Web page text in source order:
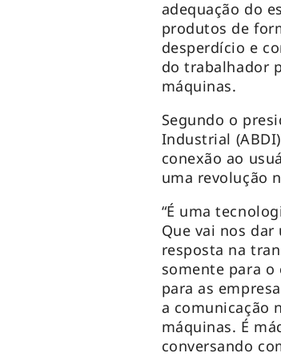
adequação do
produtos de
desperdício e
do trabalhador
máquinas.
Segundo o
Industrial
conexão ao
uma revolução
“É uma
Que vai nos
resposta na
somente para
para as
a comunicação
máquinas. É
conversando